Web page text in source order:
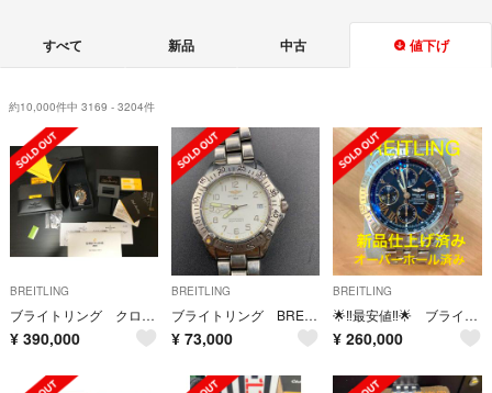
すべて 新品 中古 値下げ
約10,000件中 3169 - 3204件
BREITLING
ブライトリング クロノマット 44 ブラックブラック 日本限定400本
¥ 390,000
BREITLING
ブライトリング BREITLING コルト A17035 ジャンク品
¥ 73,000
BREITLING
🌟‼️最安値‼️🌟 ブライトリング クロノマット エボリューション
¥ 260,000